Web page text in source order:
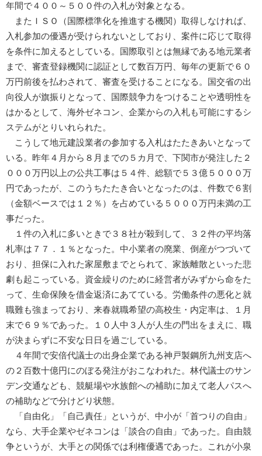
年間で４００～５００件の入札が対象となる。
またＩＳＯ（国際標準化を推進する機関）取得しなければ、
入札参加の優遇が受けられないとしており、案件に応じて取得
を条件に加えるとしている。国際取引とは無縁である地元業者
まで、審査登録機関に認証として数百万円、毎年の更新で６０
万円前後を払わされて、審査を受けることになる。国交省の出
向役人が旗振りとなって、国際競争力をつけることや透明性を
はかるとして、海外ゼネコン、企業からの入札も可能にするシ
ステムがとりいれられた。
こうして地元建設業者の参加する入札はたたきあいとなって
いる。昨年４月から８月までの５カ月で、下関市が発注した２
０００万円以上の公共工事は５４件、総額で５３億５０００万
円であったが、このうちたたき合いとなったのは、件数で６割
（金額ベースでは１２％）を占めている５０００万円未満の工
事だった。
１件の入札に多いときで３８社が殺到して、３２件の平均落
札率は７７．１％となった。中小業者の廃業、倒産がつづいて
おり、担保に入れた家屋敷までとられて、家族離散といった悲
劇も起こっている。資金繰りのために経営者がみずから命をた
って、生命保険を借金返済にあてている。労働条件の悪化と就
職難も強まっており、来春就職希望の高校生・内定率は、１月
末で６９％であった。１０人中３人が人生の門出をまえに、職
が決まらずに不安な日日を過ごしている。
４年間で安倍代議士の出身企業である神戸製鋼所九州支店へ
の２百数十億円にのぼる発注がおこなわれた。林代議士のサン
デン交通なども、競艇場や水族館への補助に加えて老人パスへ
の補助などで分けどり状態。
「自由化」「自己責任」というが、中小が「首つりの自由」
なら、大手企業やゼネコンは「談合の自由」であった。自由競
争というが、大手との関係では利権優遇であった。これが小泉